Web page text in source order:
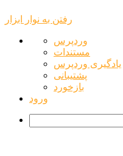
رفتن به نوار ابزار
درباره
وردپرس
وردپرس
مستندات
یادگیری وردپرس
پشتیبانی
بازخورد
ورود